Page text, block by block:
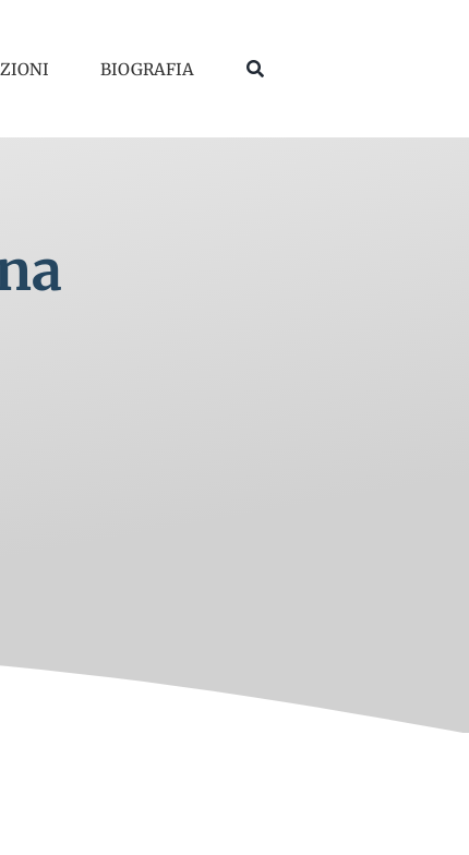
BIOGRAFIA